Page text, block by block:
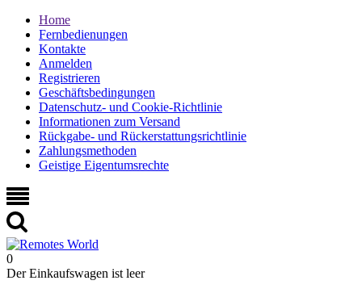
Home
Fernbedienungen
Kontakte
Anmelden
Registrieren
Geschäftsbedingungen
Datenschutz- und Cookie-Richtlinie
Informationen zum Versand
Rückgabe- und Rückerstattungsrichtlinie
Zahlungsmethoden
Geistige Eigentumsrechte
0
Der Einkaufswagen ist leer